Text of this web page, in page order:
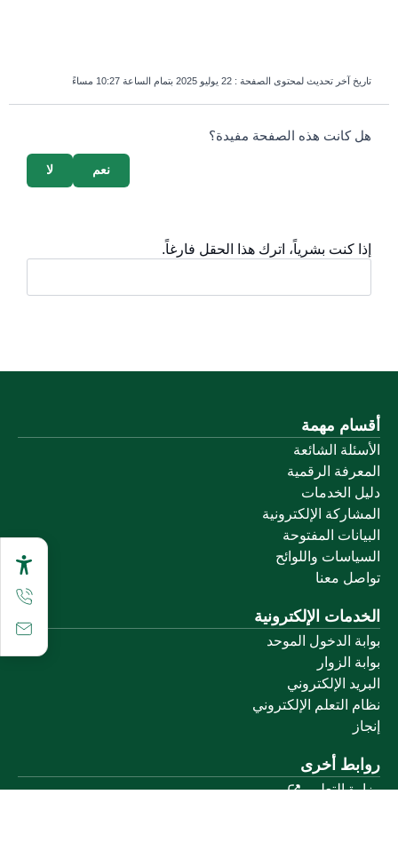
تاريخ آخر تحديث لمحتوى الصفحة : 22 يوليو 2025 بتمام الساعة 10:27 مساءً
survey_v2
هل كانت هذه الصفحة مفيدة؟
لا نعم
إذا كنت بشرياً، اترك هذا الحقل فارغاً.
أقسام مهمة
الأسئلة الشائعة
المعرفة الرقمية
دليل الخدمات
المشاركة الإلكترونية
البيانات المفتوحة
السياسات واللوائح
تواصل معنا
الخدمات الإلكترونية
بوابة الدخول الموحد
بوابة الزوار
البريد الإلكتروني
نظام التعلم الإلكتروني
إنجاز
روابط أخرى
وزارة التعليم